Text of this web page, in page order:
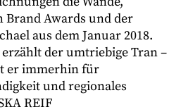
Brand Awards und der
aus dem Januar 2018.
der umtriebige Tran –
er immerhin für
und regionales
REIF